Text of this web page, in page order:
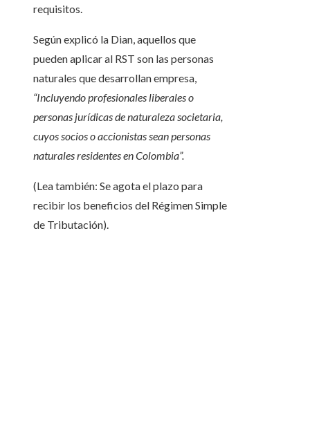
requisitos.
Según explicó la Dian, aquellos que
pueden aplicar al RST son las personas
naturales que desarrollan empresa,
“Incluyendo profesionales liberales o
personas jurídicas de naturaleza societaria,
cuyos socios o accionistas sean personas
naturales residentes en Colombia”.
(Lea también: Se agota el plazo para
recibir los beneficios del Régimen Simple
de Tributación).